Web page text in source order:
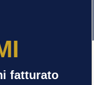
fatturato